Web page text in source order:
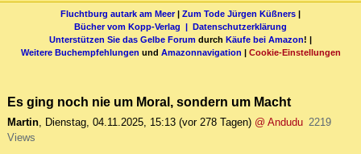
Fluchtburg autark am Meer| Zum Tode Jürgen Küßners |
Bücher vom Kopp-Verlag | Datenschutzerklärung
Unterstützen Sie das Gelbe Forum durch Käufe bei Amazon! |
Weitere Buchempfehlungen und Amazonnavigation | Cookie-Einstellungen
Es ging noch nie um Moral, sondern um Macht
Martin, Dienstag, 04.11.2025, 15:13 (vor 278 Tagen) @ Andudu 2219
Views